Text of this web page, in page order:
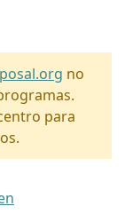
no
para